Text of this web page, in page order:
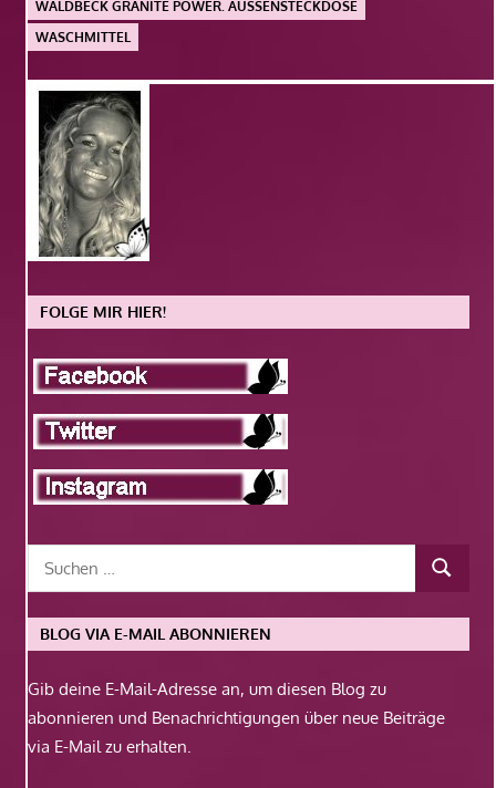
WALDBECK GRANITE POWER. AUSSENSTECKDOSE
WASCHMITTEL
FOLGE MIR HIER!
BLOG VIA E-MAIL ABONNIEREN
Gib deine E-Mail-Adresse an, um diesen Blog zu
abonnieren und Benachrichtigungen über neue Beiträge
via E-Mail zu erhalten.